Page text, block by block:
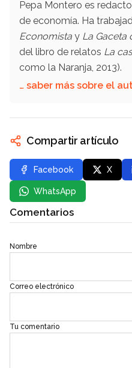
Pepa Montero es
de economía. Ha
Economista y La Gaceta
del libro de relatos La
como la Naranja, 2013).
… saber más sobre el
Compartir artículo
Facebook X
WhatsApp
Comentarios
Nombre
Correo electrónico
Tu comentario